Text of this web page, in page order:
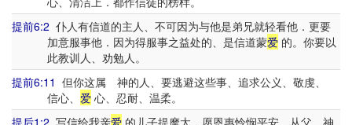
提前6:2 仆人有信道的主人、不可因为与他是弟兄就轻看他．更要
加意服事他．因为得服事之益处的、是信道蒙爱的。你要以
此教训人、劝勉人。
提前6:11 但你这属 神的人、要逃避这些事、追求公义、敬虔、
信心、 爱心、忍耐、温柔。
提后1:2 写信给我亲爱 的儿子提摩太．愿恩惠怜悯平安、从父 神